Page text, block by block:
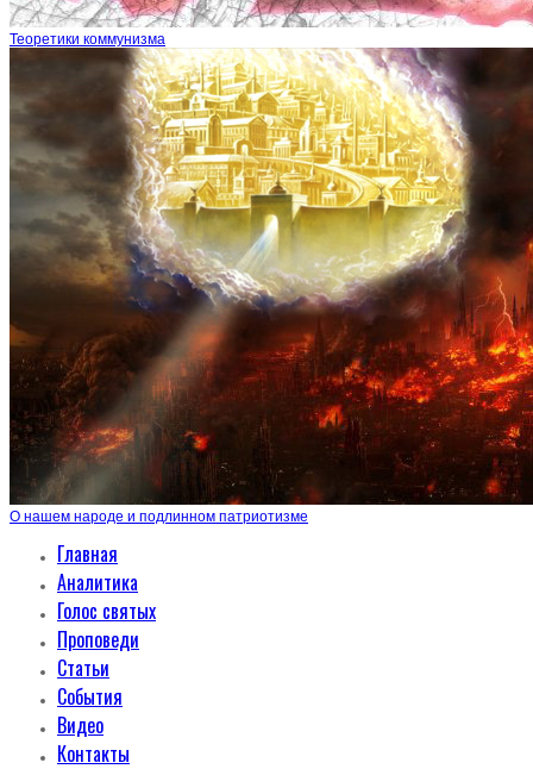
Теоретики коммунизма
О нашем народе и подлинном патриотизме
Главная
Аналитика
Голос святых
Проповеди
Статьи
События
Видео
Контакты